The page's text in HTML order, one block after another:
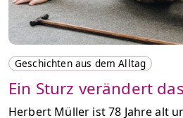
Geschichten aus dem Alltag
Ein Sturz verändert
Herbert Müller ist 78 Jahre alt